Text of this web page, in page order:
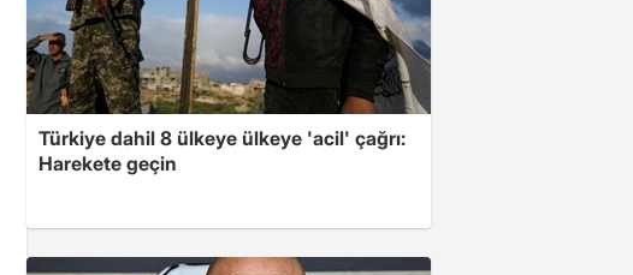
Türkiye dahil 8 ülkeye ülkeye 'acil' çağrı:
Harekete geçin